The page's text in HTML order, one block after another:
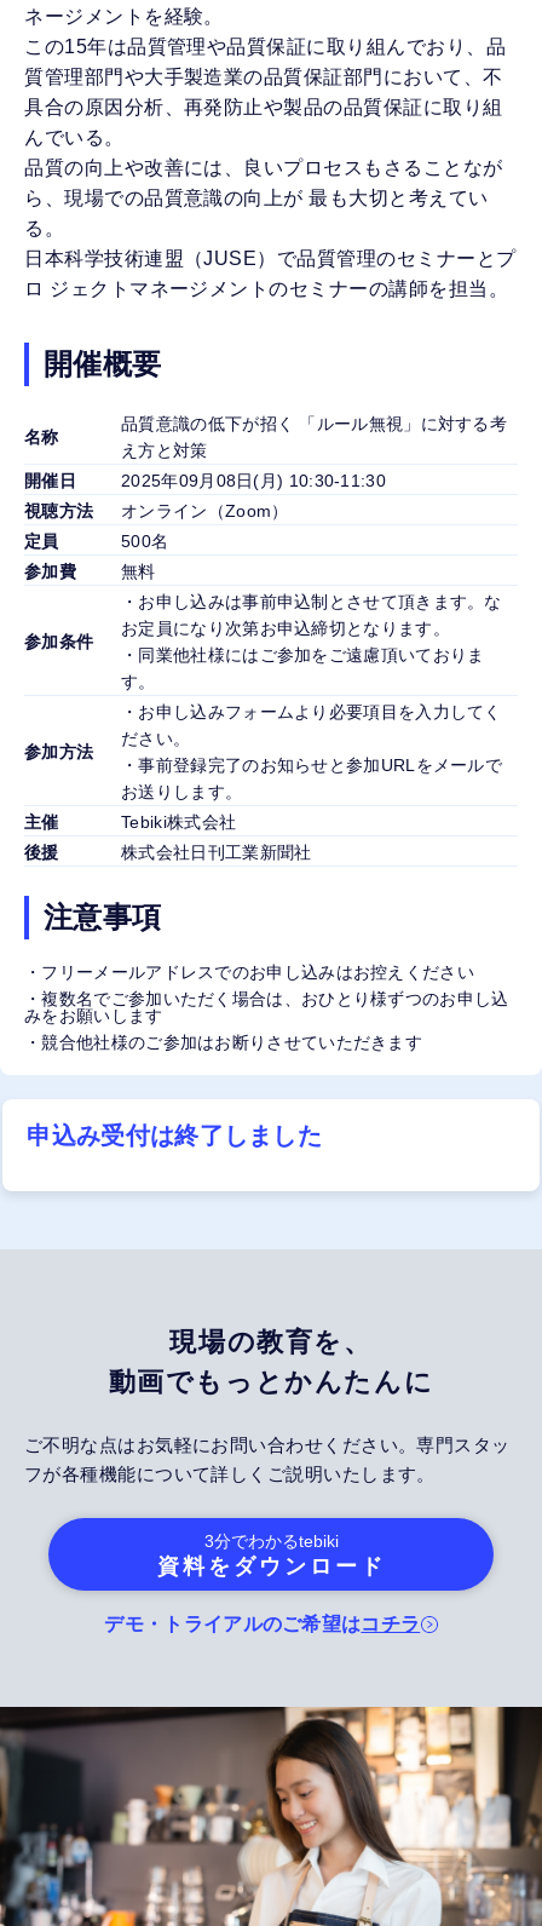
ネージメントを経験。
この15年は品質管理や品質保証に取り組んでおり、品
質管理部門や大手製造業の品質保証部門において、不
具合の原因分析、再発防止や製品の品質保証に取り組
んでいる。
品質の向上や改善には、良いプロセスもさることなが
ら、現場での品質意識の向上が 最も大切と考えてい
る。
日本科学技術連盟（JUSE）で品質管理のセミナーとプ
ロ ジェクトマネージメントのセミナーの講師を担当。
開催概要
名称
品質意識の低下が招く 「ルール無視」に対する考
え方と対策
開催日
2025年09月08日(月) 10:30-11:30
視聴方法
オンライン（Zoom）
定員
500名
参加費
無料
参加条件
・お申し込みは事前申込制とさせて頂きます。な
お定員になり次第お申込締切となります。
・同業他社様にはご参加をご遠慮頂いておりま
す。
参加方法
・お申し込みフォームより必要項目を入力してく
ださい。
・事前登録完了のお知らせと参加URLをメールで
お送りします。
主催
Tebiki株式会社
後援
株式会社日刊工業新聞社
注意事項
・フリーメールアドレスでのお申し込みはお控えください
・複数名でご参加いただく場合は、おひとり様ずつのお申し込
みをお願いします
・競合他社様のご参加はお断りさせていただきます
申込み受付は終了しました
現場の教育を、
動画でもっとかんたんに
ご不明な点はお気軽にお問い合わせください。専門スタッ
フが各種機能について詳しくご説明いたします。
3分でわかるtebiki
資料をダウンロード
デモ・トライアルのご希望はコチラ